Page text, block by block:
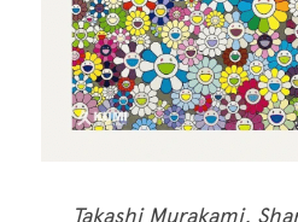
Takashi Murakami,